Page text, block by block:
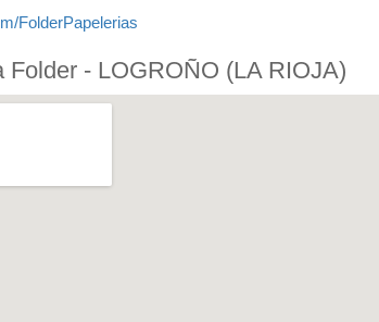
FolderPapelerias
Folder - LOGROÑO (LA RIOJA)